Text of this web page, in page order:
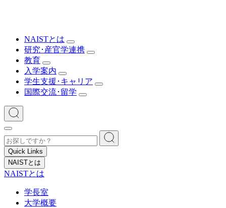
NAISTとは
研究･産官学連携
教育
入学案内
学生支援･キャリア
国際交流･留学
Quick Links
NAISTとは
NAISTとは
学長室
大学概要